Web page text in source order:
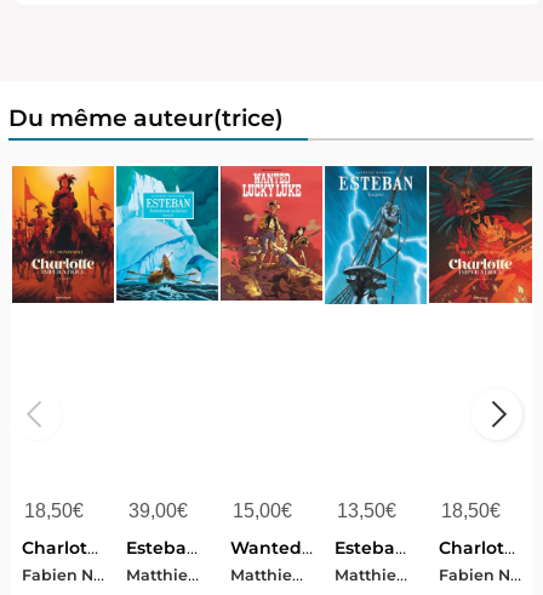
Du même auteur(trice)
18,50€
Charlotte Imperatrice Tome 2 : L'empire
Fabien Nury-Matthieu Bonhomme
39,00€
Esteban : Integrale Tomes 1 A 5 : Aventures Polaires
Matthieu Bonhomme
15,00€
Wanted, Lucky Luke !
Matthieu Bonhomme
13,50€
Esteban Tome 2 : Traques
Matthieu Bonhomme
18,50€
Charlotte Imperatrice Tome 3 : Adios, Carlotta
Fabien Nury-Matthieu Bonhomme